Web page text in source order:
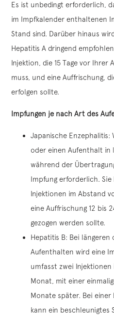
Es ist unbedingt erforderlich,
im Impfkalender enthaltenen
Stand sind. Darüber hinaus
Hepatitis A dringend
Injektion, die 15 Tage vor Ihrer
muss, und eine Auffrischung,
erfolgen sollte.
Impfungen je nach Art des
Japanische Enzephalitis:
oder einen Aufenthalt in
während der
Impfung erforderlich.
Injektionen im Abstand
eine Auffrischung 12 bis
gezogen werden sollte.
Hepatitis B: Bei
Aufenthalten wird eine
umfasst zwei
Monat, mit einer
Monate später. Bei
kann ein beschleunigtes